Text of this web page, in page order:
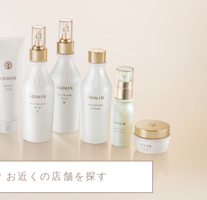
お近くの店舗を探す